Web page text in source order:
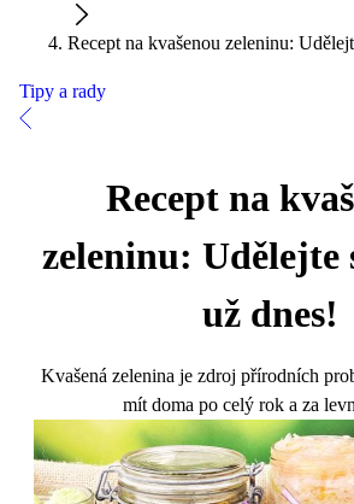
Recept na kvašenou zeleninu:
Tipy a rady
Recept na
zeleninu: Udělejte
už dnes!
Kvašená zelenina je zdroj přírodních
mít doma po celý rok a za